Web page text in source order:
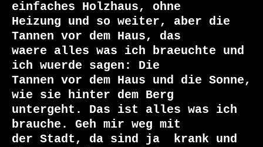
einfaches Holzhaus, ohne
Heizung und so weiter, aber die
Tannen vor dem Haus, das
waere alles was ich braeuchte und
ich wuerde sagen: Die
Tannen vor dem Haus und die Sonne,
wie sie hinter dem Berg
untergeht. Das ist alles was ich
brauche. Geh mir weg mit
der Stadt, da sind ja  krank und